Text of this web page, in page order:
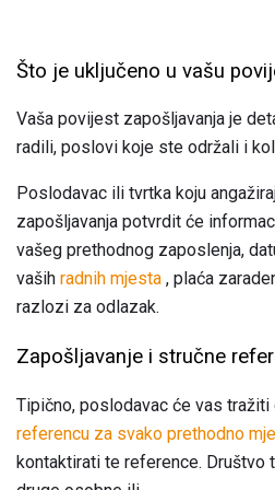
Što je uključeno u vašu
Vaša povijest zapošljavanja je
radili, poslovi koje ste održali i
Poslodavac ili tvrtka koju
zapošljavanja potvrdit će
vašeg prethodnog zaposlenja,
vaših radnih mjesta , plaća
razlozi za odlazak.
Zapošljavanje i stručne
Tipično, poslodavac će vas tražiti
referencu za svako prethodno
kontaktirati te reference. Društvo